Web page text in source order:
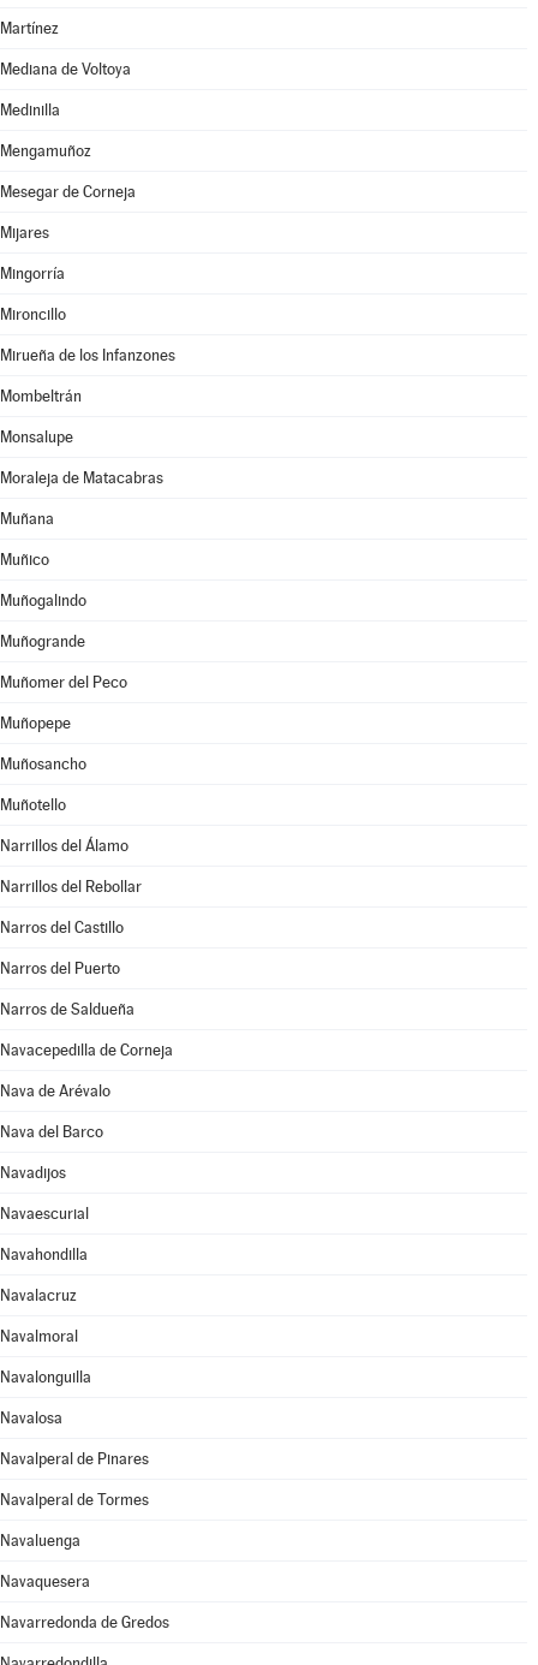
Martínez
Mediana de Voltoya
Medinilla
Mengamuñoz
Mesegar de Corneja
Mijares
Mingorría
Mironcillo
Mirueña de los Infanzones
Mombeltrán
Monsalupe
Moraleja de Matacabras
Muñana
Muñico
Muñogalindo
Muñogrande
Muñomer del Peco
Muñopepe
Muñosancho
Muñotello
Narrillos del Álamo
Narrillos del Rebollar
Narros del Castillo
Narros del Puerto
Narros de Saldueña
Navacepedilla de Corneja
Nava de Arévalo
Nava del Barco
Navadijos
Navaescurial
Navahondilla
Navalacruz
Navalmoral
Navalonguilla
Navalosa
Navalperal de Pinares
Navalperal de Tormes
Navaluenga
Navaquesera
Navarredonda de Gredos